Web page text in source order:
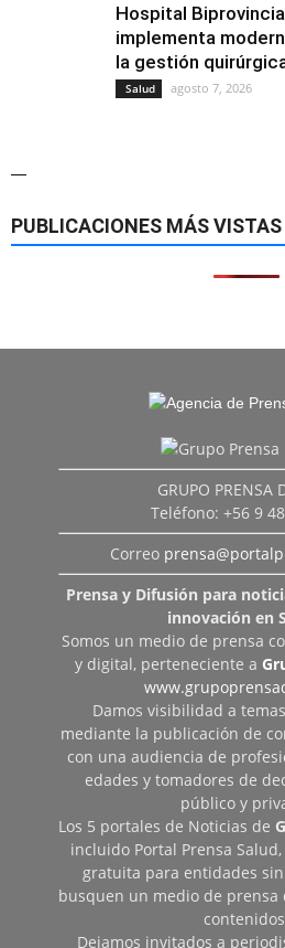
Hospital
implementa
la gestión
Salud agosto 7, 2026
—
PUBLICACIONES MÁS VISTAS
GRUPO PRENSA
Teléfono: +56 9
Correo
Prensa y Difusión para
innovación en
Somos un medio de prensa
y digital, perteneciente a
Damos visibilidad a
mediante la publicación de
con una audiencia de
edades y tomadores de
público y
Los 5 portales de Noticias de
incluido Portal Prensa
gratuita para entidades
busquen un medio de prensa
Dejamos invitados a